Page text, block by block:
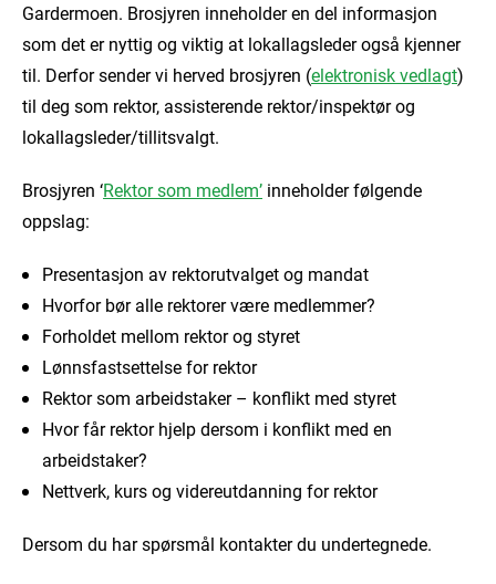
Gardermoen. Brosjyren inneholder en del informasjon
som det er nyttig og viktig at lokallagsleder også kjenner
til. Derfor sender vi herved brosjyren (elektronisk vedlagt)
til deg som rektor, assisterende rektor/inspektør og
lokallagsleder/tillitsvalgt.
Brosjyren ‘Rektor som medlem’ inneholder følgende
oppslag:
Presentasjon av rektorutvalget og mandat
Hvorfor bør alle rektorer være medlemmer?
Forholdet mellom rektor og styret
Lønnsfastsettelse for rektor
Rektor som arbeidstaker – konflikt med styret
Hvor får rektor hjelp dersom i konflikt med en
arbeidstaker?
Nettverk, kurs og videreutdanning for rektor
Dersom du har spørsmål kontakter du undertegnede.